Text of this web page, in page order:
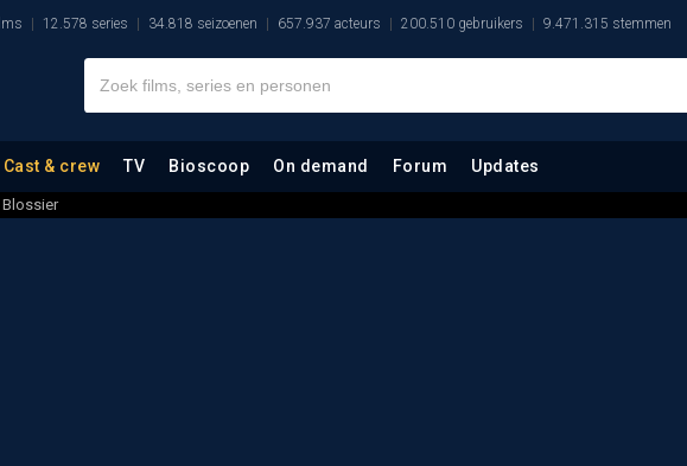
12.578 series 34.818 seizoenen 657.937 acteurs 200.510 gebruikers 9.471.315 stemmen
Cast & crew TV Bioscoop On demand Forum Updates